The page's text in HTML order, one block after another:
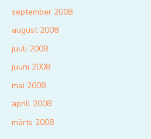
september 2008
august 2008
juuli 2008
juuni 2008
mai 2008
aprill 2008
märts 2008